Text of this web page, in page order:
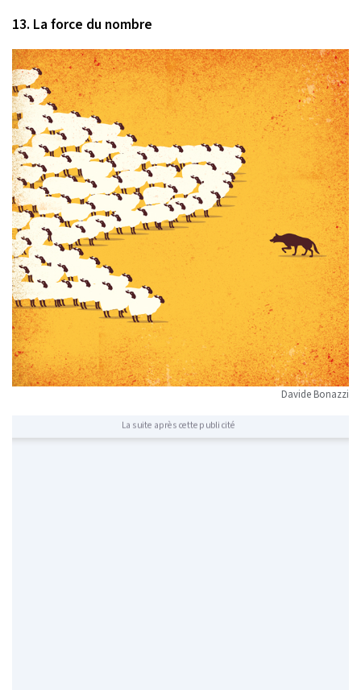
13. La force du nombre
Davide Bonazzi
La suite après cette publicité